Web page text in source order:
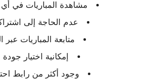
مشاهدة المباريات في
عدم الحاجة إلى
متابعة المباريات
إمكانية اختيار
وجود أكثر من رابط